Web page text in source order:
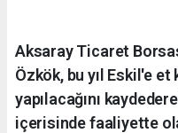
Aksaray Ticaret
Özkök, bu yıl Eskil'e
yapılacağını
içerisinde faaliyette